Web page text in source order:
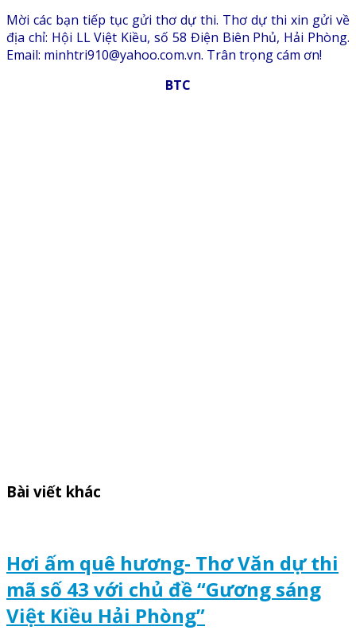
Mời các bạn tiếp tục gửi thơ dự thi. Thơ dự thi xin gửi về
địa chỉ: Hội LL Việt Kiều, số 58 Điện Biên Phủ, Hải Phòng.
Email: minhtri910@yahoo.com.vn. Trân trọng cám ơn!
BTC
Bài viết khác
Hơi ấm quê hương- Thơ Văn dự thi
mã số 43 với chủ đề “Gương sáng
Việt Kiều Hải Phòng”